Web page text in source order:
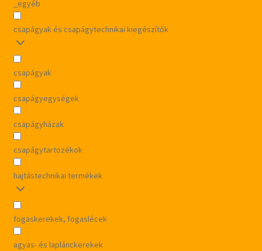
_egyéb
csapágyak és csapágytechnikai kiegészítők
csapágyak
csapágyegységek
csapágyházak
csapágytartozékok
hajtástechnikai termékek
fogaskerekek, fogaslécek
agyas- és laplánckerekek